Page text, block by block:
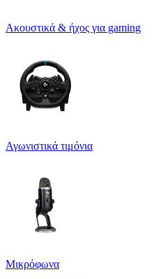
Ακουστικά & ήχος για gaming
Αγωνιστικά τιμόνια
Μικρόφωνα